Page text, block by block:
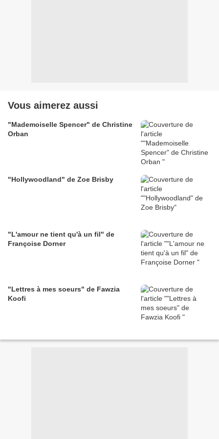
Vous aimerez aussi
"Mademoiselle Spencer" de Christine
Orban
"Hollywoodland" de Zoe Brisby
"L'amour ne tient qu'à un fil" de
Françoise Dorner
"Lettres à mes soeurs" de Fawzia
Koofi